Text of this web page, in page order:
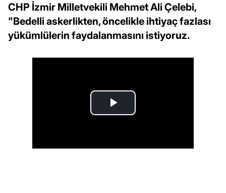
CHP İzmir Milletvekili Mehmet Ali Çelebi,
"Bedelli askerlikten, öncelikle ihtiyaç fazlası
yükümlülerin faydalanmasını istiyoruz.